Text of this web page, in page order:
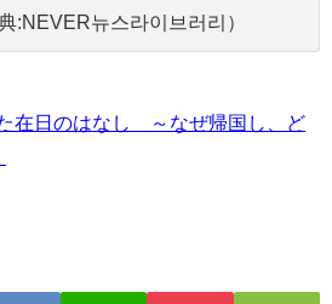
:NEVER뉴스라이브러리）
在日のはなし ～なぜ帰国し、ど